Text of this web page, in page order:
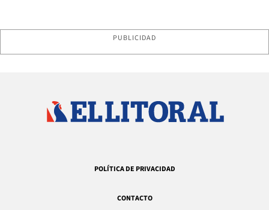
PUBLICIDAD
POLÍTICA DE PRIVACIDAD
CONTACTO